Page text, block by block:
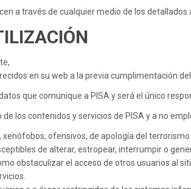
a través de cualquier medio de los detallados
en su web a la previa cumplimentación
que comunique a PISA y será el único
los contenidos y servicios de PISA y a no
ofensivos, de apología del terrorismo
de alterar, estropear, interrumpir o
obstaculizar el acceso de otros usuarios al